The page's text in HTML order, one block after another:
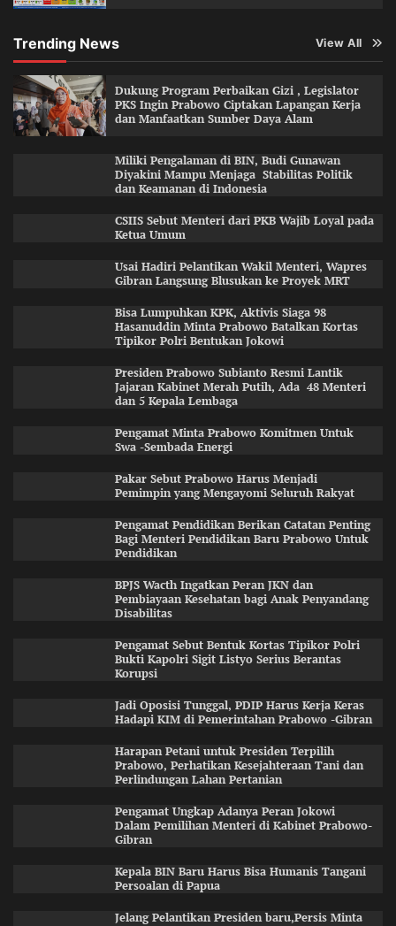
Trending News View All
Dukung Program Perbaikan Gizi , Legislator
PKS Ingin Prabowo Ciptakan Lapangan Kerja
dan Manfaatkan Sumber Daya Alam
Miliki Pengalaman di BIN, Budi Gunawan
Diyakini Mampu Menjaga Stabilitas Politik
dan Keamanan di Indonesia
CSIIS Sebut Menteri dari PKB Wajib Loyal pada
Ketua Umum
Usai Hadiri Pelantikan Wakil Menteri, Wapres
Gibran Langsung Blusukan ke Proyek MRT
Bisa Lumpuhkan KPK, Aktivis Siaga 98
Hasanuddin Minta Prabowo Batalkan Kortas
Tipikor Polri Bentukan Jokowi
Presiden Prabowo Subianto Resmi Lantik
Jajaran Kabinet Merah Putih, Ada 48 Menteri
dan 5 Kepala Lembaga
Pengamat Minta Prabowo Komitmen Untuk
Swa -Sembada Energi
Pakar Sebut Prabowo Harus Menjadi
Pemimpin yang Mengayomi Seluruh Rakyat
Pengamat Pendidikan Berikan Catatan Penting
Bagi Menteri Pendidikan Baru Prabowo Untuk
Pendidikan
BPJS Wacth Ingatkan Peran JKN dan
Pembiayaan Kesehatan bagi Anak Penyandang
Disabilitas
Pengamat Sebut Bentuk Kortas Tipikor Polri
Bukti Kapolri Sigit Listyo Serius Berantas
Korupsi
Jadi Oposisi Tunggal, PDIP Harus Kerja Keras
Hadapi KIM di Pemerintahan Prabowo -Gibran
Harapan Petani untuk Presiden Terpilih
Prabowo, Perhatikan Kesejahteraan Tani dan
Perlindungan Lahan Pertanian
Pengamat Ungkap Adanya Peran Jokowi
Dalam Pemilihan Menteri di Kabinet Prabowo-
Gibran
Kepala BIN Baru Harus Bisa Humanis Tangani
Persoalan di Papua
Jelang Pelantikan Presiden baru,Persis Minta